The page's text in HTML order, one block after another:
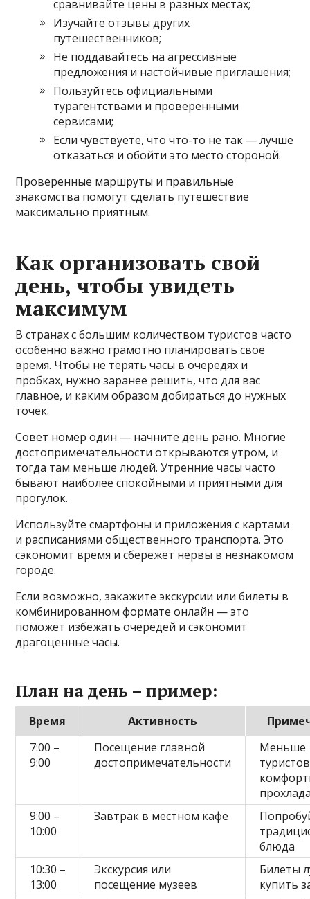
сравнивайте цены в разных местах;
Изучайте отзывы других
путешественников;
Не поддавайтесь на агрессивные
предложения и настойчивые приглашения;
Пользуйтесь официальными
турагентствами и проверенными
сервисами;
Если чувствуете, что что-то не так — лучше
отказаться и обойти это место стороной.
Проверенные маршруты и правильные
знакомства помогут сделать путешествие
максимально приятным.
Как организовать свой
день, чтобы увидеть
максимум
В странах с большим количеством туристов часто
особенно важно грамотно планировать своё
время. Чтобы не терять часы в очередях и
пробках, нужно заранее решить, что для вас
главное, и каким образом добираться до нужных
точек.
Совет номер один — начните день рано. Многие
достопримечательности открываются утром, и
тогда там меньше людей. Утренние часы часто
бывают наиболее спокойными и приятными для
прогулок.
Используйте смартфоны и приложения с картами
и расписаниями общественного транспорта. Это
сэкономит время и сбережёт нервы в незнакомом
городе.
Если возможно, закажите экскурсии или билеты в
комбинированном формате онлайн — это
поможет избежать очередей и сэкономит
драгоценные часы.
План на день – пример:
Время Активность
7:00 –
9:00
Посещение главной
достопримечательности
Меньше
9:00 –
10:00
Завтрак в местном кафе
блюда
10:30 –
13:00
Экскурсия или
посещение музеев
Билеты
купить